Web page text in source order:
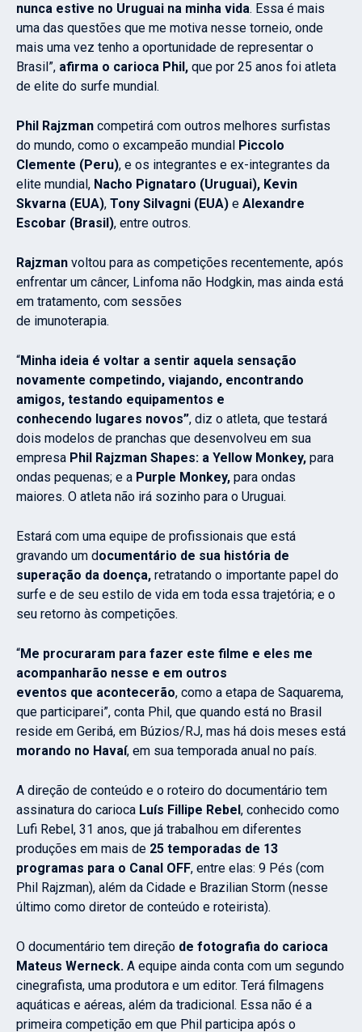
nunca estive no Uruguai na minha vida. Essa é mais
uma das questões que me motiva nesse torneio, onde
mais uma vez tenho a oportunidade de representar o
Brasil”, afirma o carioca Phil, que por 25 anos foi atleta
de elite do surfe mundial.
Phil Rajzman competirá com outros melhores surfistas
do mundo, como o excampeão mundial Piccolo
Clemente (Peru), e os integrantes e ex-integrantes da
elite mundial, Nacho Pignataro (Uruguai), Kevin
Skvarna (EUA), Tony Silvagni (EUA) e Alexandre
Escobar (Brasil), entre outros.
Rajzman voltou para as competições recentemente, após
enfrentar um câncer, Linfoma não Hodgkin, mas ainda está
em tratamento, com sessões
de imunoterapia.
“Minha ideia é voltar a sentir aquela sensação
novamente competindo, viajando, encontrando
amigos, testando equipamentos e
conhecendo lugares novos”, diz o atleta, que testará
dois modelos de pranchas que desenvolveu em sua
empresa Phil Rajzman Shapes: a Yellow Monkey, para
ondas pequenas; e a Purple Monkey, para ondas
maiores. O atleta não irá sozinho para o Uruguai.
Estará com uma equipe de profissionais que está
gravando um documentário de sua história de
superação da doença, retratando o importante papel do
surfe e de seu estilo de vida em toda essa trajetória; e o
seu retorno às competições.
“Me procuraram para fazer este filme e eles me
acompanharão nesse e em outros
eventos que acontecerão, como a etapa de Saquarema,
que participarei”, conta Phil, que quando está no Brasil
reside em Geribá, em Búzios/RJ, mas há dois meses está
morando no Havaí, em sua temporada anual no país.
A direção de conteúdo e o roteiro do documentário tem
assinatura do carioca Luís Fillipe Rebel, conhecido como
Lufi Rebel, 31 anos, que já trabalhou em diferentes
produções em mais de 25 temporadas de 13
programas para o Canal OFF, entre elas: 9 Pés (com
Phil Rajzman), além da Cidade e Brazilian Storm (nesse
último como diretor de conteúdo e roteirista).
O documentário tem direção de fotografia do carioca
Mateus Werneck. A equipe ainda conta com um segundo
cinegrafista, uma produtora e um editor. Terá filmagens
aquáticas e aéreas, além da tradicional. Essa não é a
primeira competição em que Phil participa após o